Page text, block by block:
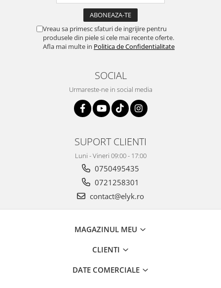
Vreau sa primesc sfaturi de ingrijire pentru
produsele din piele si cele mai recente oferte.
Afla mai multe in Politica de Confidentialitate
SOCIAL
Urmareste-ne in social media
SUPORT CLIENTI
Luni - Vineri 09:00 - 17:00
0750495435
0721258301
contact@elyk.ro
MAGAZINUL MEU
CLIENTI
DATE COMERCIALE